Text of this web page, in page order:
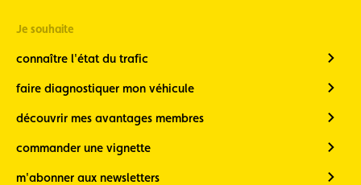
Je souhaite
connaître l'état du trafic
faire diagnostiquer mon véhicule
découvrir mes avantages membres
commander une vignette
m'abonner aux newsletters